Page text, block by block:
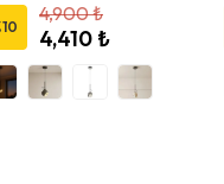
10
4,900 ₺
4,410 ₺